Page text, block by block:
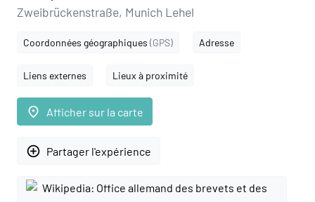
Zweibrückenstraße, Munich Lehel
Coordonnées géographiques (GPS) Adresse
Liens externes Lieux à proximité
place Afficher sur la carte
add_circle_outline Partager l'expérience